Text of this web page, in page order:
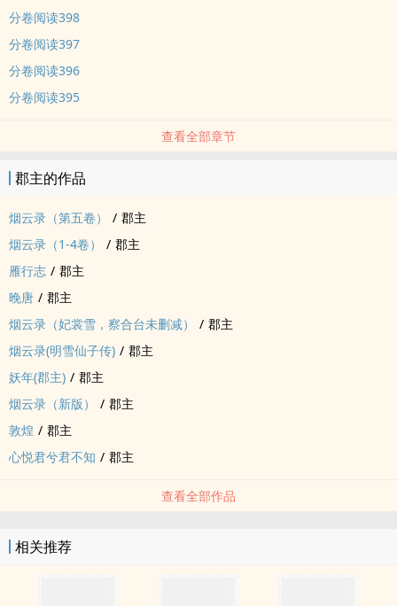
分卷阅读398
分卷阅读397
分卷阅读396
分卷阅读395
查看全部章节
郡主的作品
烟云录（第五卷） / 郡主
烟云录（1-4卷）
/ 郡主
雁行志 / 郡主
晚唐 / 郡主
烟云录（妃裳雪，察合台未删减）
/ 郡主
烟云录(明雪仙子传) / 郡主
妖年(郡主) / 郡主
烟云录（新版）
/ 郡主
敦煌 / 郡主
心悦君兮君不知 / 郡主
查看全部作品
相关推荐